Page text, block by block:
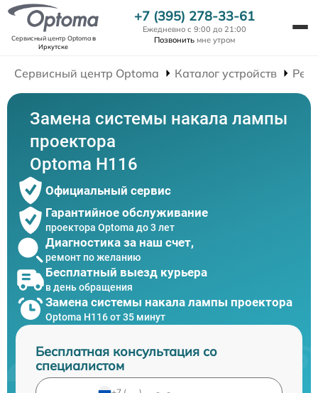
Сервисный центр Optomaв
Иркутске
+7 (395) 278-33-61
Ежедневно с 9:00 до 21:00
Позвонить мне утром
Сервисный центр Optoma Каталог устройств
Замена системы накала лампы
проектора
Optoma H116
Официальный сервис
Гарантийное обслуживание
проектора Optoma до 3 лет
Диагностика за наш счет,
ремонт по желанию
Бесплатный выезд курьера
в день обращения
Замена системы накала лампы проектора
Optoma H116 от 35 минут
Бесплатная консультация со
специалистом